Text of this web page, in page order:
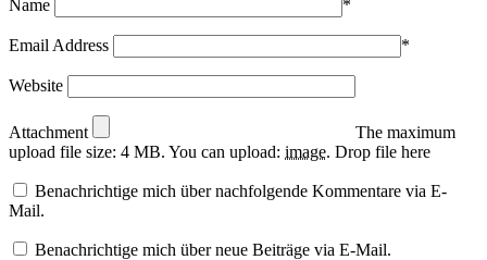
Name *
Email Address *
Website
Attachment
The maximum
upload file size: 4 MB. You can upload: image. Drop file here
Benachrichtige mich über nachfolgende Kommentare via E-
Mail.
Benachrichtige mich über neue Beiträge via E-Mail.